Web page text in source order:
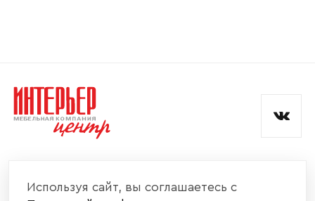
Согласен с
и обработкой данных.
Используя сайт, вы соглашаетесь с